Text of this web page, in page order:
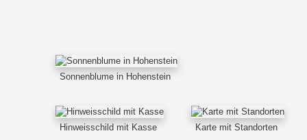
Sonnenblume in Hohenstein
Hinweisschild mit Kasse Karte mit Standorten